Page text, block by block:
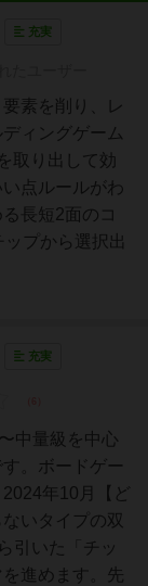
充実
素を削り、レ
ィングゲーム
取り出して効
点ルールがわ
長短2面のコ
プから選択出
充実
中量級を中心
。ボードゲー
年10月【ど
いタイプの双
引いた「チッ
進めます。先